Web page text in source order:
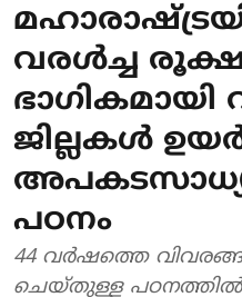
വരൾച്ച
ഭാഗികമായി
ജില്ലകൾ
പഠനം
44 വർഷത്തെ
ചെയ്തുള്ള